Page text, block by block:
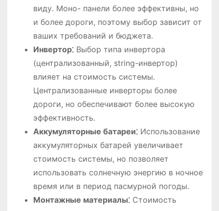
виду․ Моно- панели более эффективны, но
и более дороги, поэтому выбор зависит от
ваших требований и бюджета․
Инвертор⁚Выбор типа инвертора
(централизованный, string-инвертор)
влияет на стоимость системы․
Централизованные инверторы более
дороги, но обеспечивают более высокую
эффективность․
Аккумуляторные батареи⁚Использование
аккумуляторных батарей увеличивает
стоимость системы, но позволяет
использовать солнечную энергию в ночное
время или в период пасмурной погоды․
Монтажные материалы⁚Стоимость